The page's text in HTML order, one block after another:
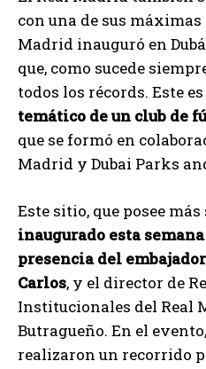
con una de sus
Madrid inauguró en
que, como sucede
todos los récords. Este es
temático de un club de
que se formó en
Madrid y Dubai Parks
Este sitio, que posee
inaugurado esta
presencia del
Carlos, y el director de
Institucionales del Real
Butragueño. En el
realizaron un recorrido